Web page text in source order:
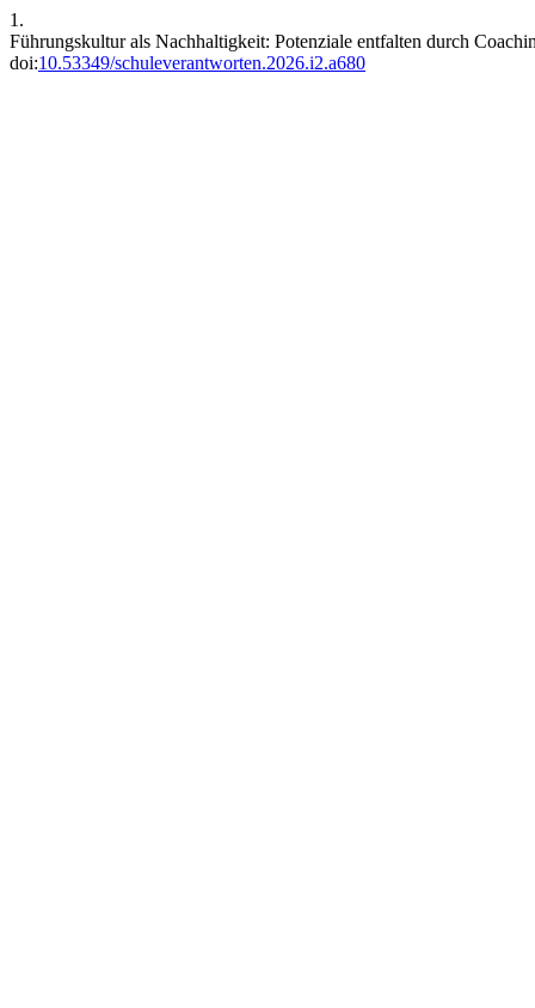
1.
Führungskultur als Nachhaltigkeit: Potenziale entfalten durch
doi:10.53349/schuleverantworten.2026.i2.a680